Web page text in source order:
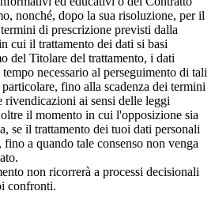
nonché, dopo la sua risoluzione, per il
di prescrizione previsti dalla
cui il trattamento dei dati si basi
del Titolare del trattamento, i dati
necessario al perseguimento di tali
fino alla scadenza dei termini
rivendicazioni ai sensi delle leggi
il momento in cui l'opposizione sia
se il trattamento dei tuoi dati personali
fino a quando tale consenso non venga
non ricorrerà a processi decisionali
confronti.